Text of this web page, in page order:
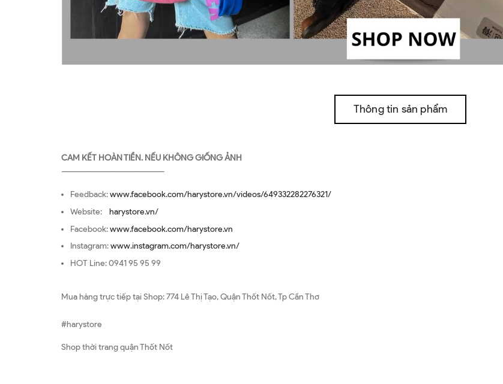
Thông tin sản phẩm
CAM KẾT HOÀN TIỀN. NẾU KHÔNG GIỐNG ẢNH
—————————————————
Feedback:www.facebook.com/harystore.vn/videos/649332282276321/
Website: harystore.vn/
Facebook:www.facebook.com/harystore.vn
Instagram:www.instagram.com/harystore.vn/
HOT Line: 0941 95 95 99
Mua hàng trực tiếp tại Shop: 774 Lê Thị Tạo, Quận Thốt Nốt, Tp Cần Thơ
#harystore
Shop thời trang quận Thốt Nốt